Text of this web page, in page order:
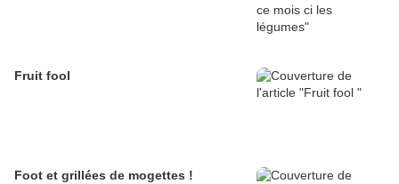
Fruit fool
Foot et grillées de mogettes !